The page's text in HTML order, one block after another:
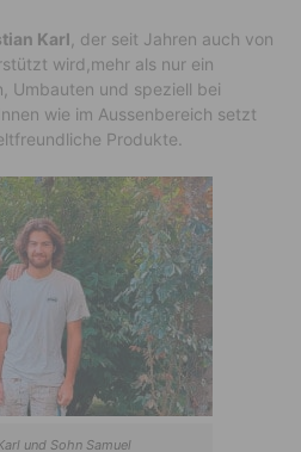
Karl , der seit Jahren auch von
wird,mehr als nur ein
Umbauten und speziell bei
wie im Aussenbereich setzt
Produkte.
und Sohn Samuel